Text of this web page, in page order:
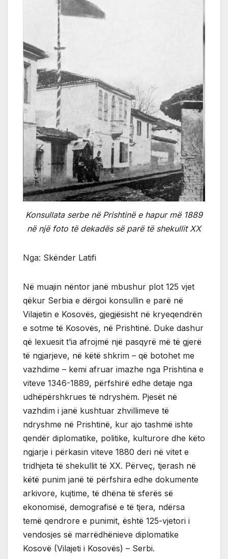
Konsullata serbe në Prishtinë e hapur më 1889
në një foto të dekadës së parë të shekullit XX
Nga: Skënder Latifi
Në muajin nëntor janë mbushur plot 125 vjet
qëkur Serbia e dërgoi konsullin e parë në
Vilajetin e Kosovës, gjegjësisht në kryeqendrën
e sotme të Kosovës, në Prishtinë. Duke dashur
që lexuesit t’ia afrojmë një pasqyrë më të gjerë
të ngjarjeve, në këtë shkrim – që botohet me
vazhdime – kemi afruar imazhe nga Prishtina e
viteve 1346-1889, përfshirë edhe detaje nga
udhëpërshkrues të ndryshëm. Pjesët në
vazhdim i janë kushtuar zhvillimeve të
ndryshme në Prishtinë, kur ajo tashmë ishte
qendër diplomatike, politike, kulturore dhe këto
ngjarje i përkasin viteve 1880 deri në vitet e
tridhjeta të shekullit të XX. Përveç, tjerash në
këtë punim janë të përfshira edhe dokumente
arkivore, kujtime, të dhëna të sferës së
ekonomisë, demografisë e të tjera, ndërsa
temë qendrore e punimit, është 125-vjetori i
vendosjes së marrëdhënieve diplomatike
Kosovë (Vilajeti i Kosovës) – Serbi.